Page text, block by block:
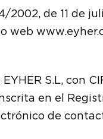
de 11 de
S.L, con
en el
de